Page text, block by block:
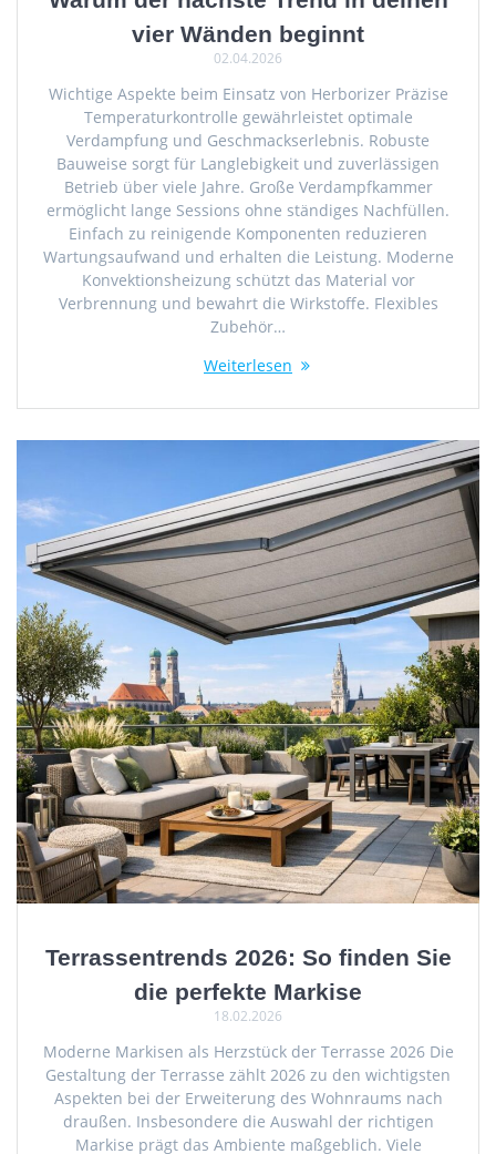
vier Wänden beginnt
02.04.2026
Wichtige Aspekte beim Einsatz von Herborizer Präzise
Temperaturkontrolle gewährleistet optimale
Verdampfung und Geschmackserlebnis. Robuste
Bauweise sorgt für Langlebigkeit und zuverlässigen
Betrieb über viele Jahre. Große Verdampfkammer
ermöglicht lange Sessions ohne ständiges Nachfüllen.
Einfach zu reinigende Komponenten reduzieren
Wartungsaufwand und erhalten die Leistung. Moderne
Konvektionsheizung schützt das Material vor
Verbrennung und bewahrt die Wirkstoffe. Flexibles
Zubehör…
Weiterlesen
Terrassentrends 2026: So finden Sie
die perfekte Markise
18.02.2026
Moderne Markisen als Herzstück der Terrasse 2026 Die
Gestaltung der Terrasse zählt 2026 zu den wichtigsten
Aspekten bei der Erweiterung des Wohnraums nach
draußen. Insbesondere die Auswahl der richtigen
Markise prägt das Ambiente maßgeblich. Viele